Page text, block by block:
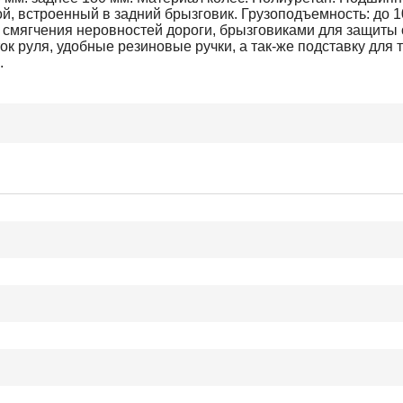
встроенный в задний брызговик. Грузоподъемность: до
неровностей дороги, брызговиками для
руля, удобные резиновые ручки, а так-же подставку для